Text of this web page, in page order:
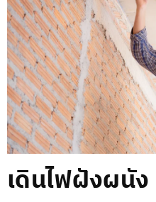
เดินไฟฝังผนัง